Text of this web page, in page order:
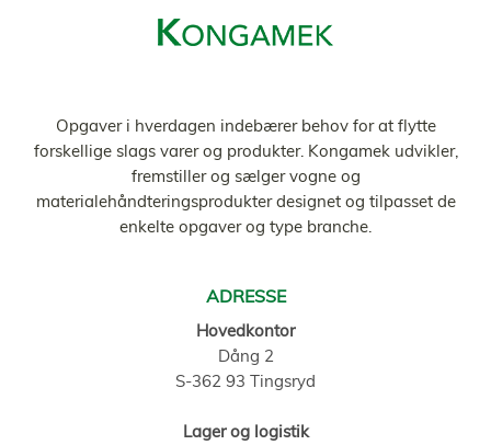
Opgaver i hverdagen indebærer behov for at flytte
forskellige slags varer og produkter. Kongamek udvikler,
fremstiller og sælger vogne og
materialehåndteringsprodukter designet og tilpasset de
enkelte opgaver og type branche.
ADRESSE
Hovedkontor
Dång 2
S-362 93 Tingsryd
Lager og logistik